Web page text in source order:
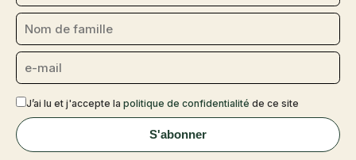
J’ai lu et j'accepte la politique de confidentialité de ce site
S'abonner